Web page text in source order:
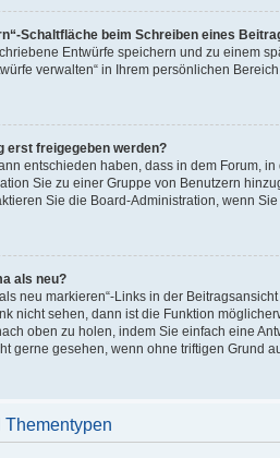
Schaltfläche beim Schreiben eines
Entwürfe speichern und zu einem
verwalten“ in Ihrem persönlichen
erst freigegeben werden?
entschieden haben, dass in dem Forum,
Sie zu einer Gruppe von Benutzern
Sie die Board-Administration, wenn
als neu?
neu markieren“-Links in der
nicht sehen, dann ist die Funktion
oben zu holen, indem Sie einfach eine
gerne gesehen, wenn ohne triftigen Grund
Thementypen